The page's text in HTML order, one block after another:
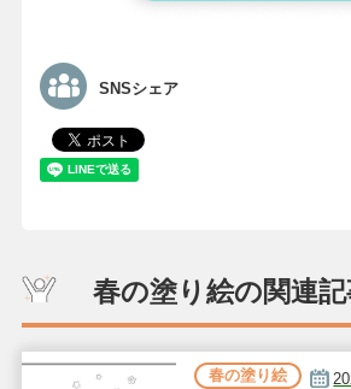
SNSシェア
春の塗り絵の関連
春の塗り絵